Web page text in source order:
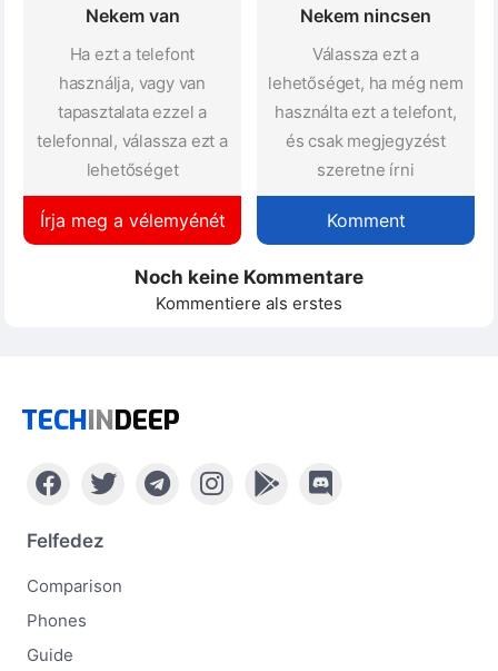
Nekem van
Ha ezt a telefont
használja, vagy van
tapasztalata ezzel a
telefonnal, válassza ezt a
lehetőséget
Írja meg a vélemyénét
Nekem nincsen
Válassza ezt a
lehetőséget, ha még nem
használta ezt a telefont,
és csak megjegyzést
szeretne írni
Komment
Noch keine Kommentare
Kommentiere als erstes
TECHINDEEP
Felfedez
Comparison
Phones
Guide